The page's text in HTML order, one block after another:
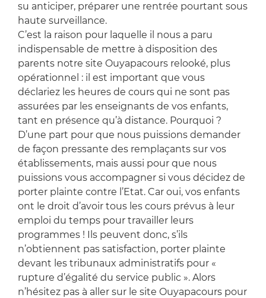
su anticiper, préparer une rentrée pourtant sous
haute surveillance.
C’est la raison pour laquelle il nous a paru
indispensable de mettre à disposition des
parents notre site Ouyapacours relooké, plus
opérationnel : il est important que vous
déclariez les heures de cours qui ne sont pas
assurées par les enseignants de vos enfants,
tant en présence qu’à distance. Pourquoi ?
D’une part pour que nous puissions demander
de façon pressante des remplaçants sur vos
établissements, mais aussi pour que nous
puissions vous accompagner si vous décidez de
porter plainte contre l’Etat. Car oui, vos enfants
ont le droit d’avoir tous les cours prévus à leur
emploi du temps pour travailler leurs
programmes ! Ils peuvent donc, s’ils
n’obtiennent pas satisfaction, porter plainte
devant les tribunaux administratifs pour «
rupture d’égalité du service public ». Alors
n’hésitez pas à aller sur le site Ouyapacours pour